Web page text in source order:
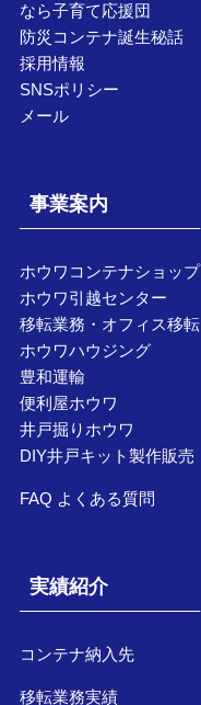
なら子育て応援団
防災コンテナ誕生秘話
採用情報
SNSポリシー
メール
事業案内
ホウワコンテナショップ
ホウワ引越センター
移転業務・オフィス移転
ホウワハウジング
豊和運輸
便利屋ホウワ
井戸掘りホウワ
DIY井戸キット製作販売
FAQ よくある質問
実績紹介
コンテナ納入先
移転業務実績